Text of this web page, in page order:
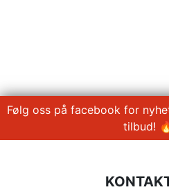
Følg oss på facebook for
tilbud!